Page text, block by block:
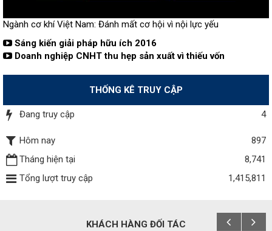
Ngành cơ khí Việt Nam: Đánh mất cơ hội vì nội lực yếu
Sáng kiến giải pháp hữu ích 2016
Doanh nghiệp CNHT thu hẹp sản xuất vì thiếu vốn
THỐNG KÊ TRUY CẬP
Đang truy cập 4
Hôm nay
897
Tháng hiện tại
8,741
Tổng lượt truy cập
1,415,811
KHÁCH HÀNG ĐỐI TÁC